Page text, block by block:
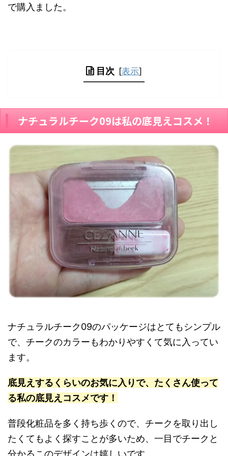
で購入ました。
目次 [表示]
ナチュラルチーク09は私の底見えコスメ！
ナチュラルチーク09のパッケージはとてもシンプル
で、チークのカラーもわかりやすくて気に入ってい
ます。
底見えするくらいのお気に入りで、たくさん使って
る私の底見えコスメです！
普段化粧品を多く持ち歩くので、チークを取り出し
たくてもよく探すことが多いため、一目でチークと
分かるこのデザインは嬉しいです。